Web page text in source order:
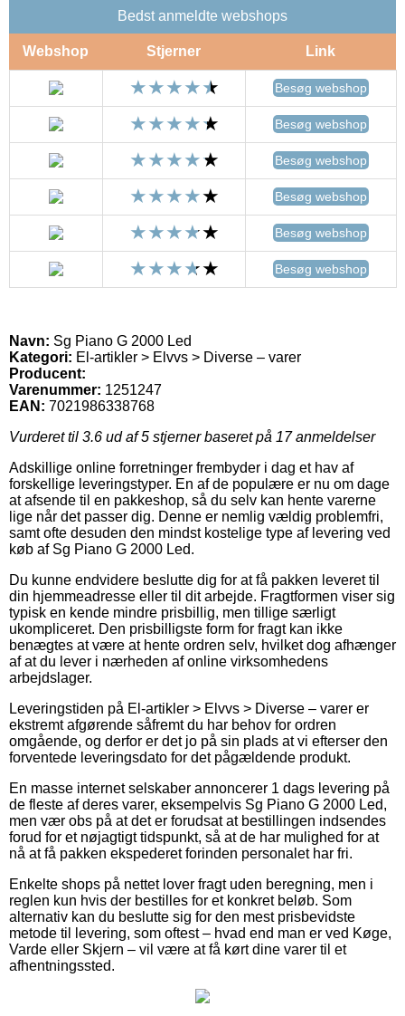
Bedst anmeldte webshops
Webshop Stjerner Link
Besøg webshop
Besøg webshop
Besøg webshop
Besøg webshop
Besøg webshop
Besøg webshop
Navn: Sg Piano G 2000 Led
Kategori: El-artikler > Elvvs > Diverse – varer
Producent:
Varenummer: 1251247
EAN: 7021986338768
Vurderet til 3.6 ud af 5 stjerner baseret på 17anmeldelser
Adskillige online forretninger frembyder i dag et hav af
forskellige leveringstyper. En af de populære er nu om dage
at afsende til en pakkeshop, så du selv kan hente varerne
lige når det passer dig. Denne er nemlig vældig problemfri,
samt ofte desuden den mindst kostelige type af levering ved
køb af Sg Piano G 2000 Led.
Du kunne endvidere beslutte dig for at få pakken leveret til
din hjemmeadresse eller til dit arbejde. Fragtformen viser sig
typisk en kende mindre prisbillig, men tillige særligt
ukompliceret. Den prisbilligste form for fragt kan ikke
benægtes at være at hente ordren selv, hvilket dog afhænger
af at du lever i nærheden af online virksomhedens
arbejdslager.
Leveringstiden på El-artikler > Elvvs > Diverse – varer er
ekstremt afgørende såfremt du har behov for ordren
omgående, og derfor er det jo på sin plads at vi efterser den
forventede leveringsdato for det pågældende produkt.
En masse internet selskaber annoncerer 1 dags levering på
de fleste af deres varer, eksempelvis Sg Piano G 2000 Led,
men vær obs på at det er forudsat at bestillingen indsendes
forud for et nøjagtigt tidspunkt, så at de har mulighed for at
nå at få pakken ekspederet forinden personalet har fri.
Enkelte shops på nettet lover fragt uden beregning, men i
reglen kun hvis der bestilles for et konkret beløb. Som
alternativ kan du beslutte sig for den mest prisbevidste
metode til levering, som oftest – hvad end man er ved Køge,
Varde eller Skjern – vil være at få kørt dine varer til et
afhentningssted.